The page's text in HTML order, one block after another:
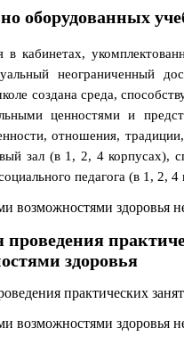
оборудованных
в кабинетах,
неограниченный
создана среда,
ценностями и
отношения,
зал (в 1, 2, 4 корпусах),
педагога (в 1,
здоровья
проведения
здоровья
практических
здоровья